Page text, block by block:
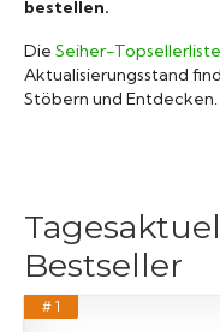
bestellen.
Die Seiher-Topsellerliste
Aktualisierungsstand
Stöbern und Entdecken.
Bestseller
# 1